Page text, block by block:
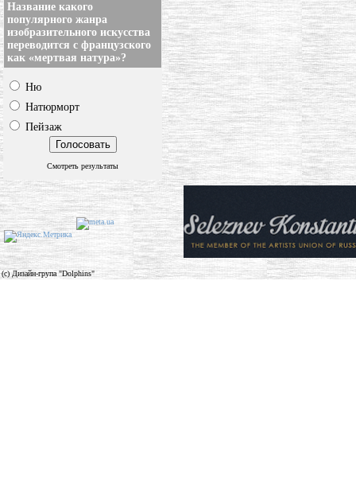
Название какого
популярного жанра
изобразительного искусства
переводится с французского
как «мертвая натура»?
Ню
Натюрморт
Пейзаж
Смотреть результаты
(c) Дизайн-група "Dolphins"